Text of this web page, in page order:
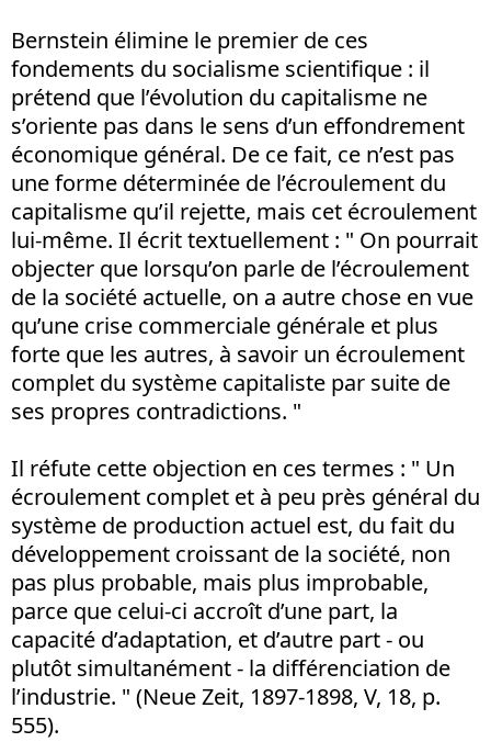
Bernstein élimine le premier de ces
fondements du socialisme scientifique : il
prétend que l’évolution du capitalisme ne
s’oriente pas dans le sens d’un effondrement
économique général. De ce fait, ce n’est pas
une forme déterminée de l’écroulement du
capitalisme qu’il rejette, mais cet écroulement
lui-même. Il écrit textuellement : " On pourrait
objecter que lorsqu’on parle de l’écroulement
de la société actuelle, on a autre chose en vue
qu’une crise commerciale générale et plus
forte que les autres, à savoir un écroulement
complet du système capitaliste par suite de
ses propres contradictions. "
Il réfute cette objection en ces termes : " Un
écroulement complet et à peu près général du
système de production actuel est, du fait du
développement croissant de la société, non
pas plus probable, mais plus improbable,
parce que celui-ci accroît d’une part, la
capacité d’adaptation, et d’autre part - ou
plutôt simultanément - la différenciation de
l’industrie. " (Neue Zeit, 1897-1898, V, 18, p.
555).